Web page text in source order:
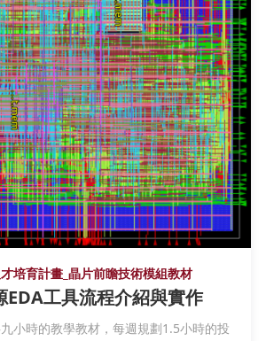
培育計畫_晶片前瞻技術模組教材
EDA工具流程介紹與實作
小時的教學教材，每週規劃1.5小時的投